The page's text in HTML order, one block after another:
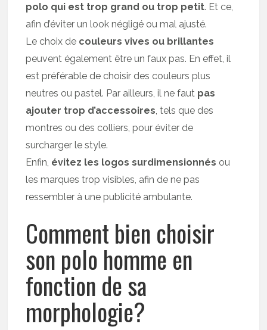
polo qui est trop grand ou trop petit. Et ce,
afin d’éviter un look négligé ou mal ajusté.
Le choix de couleurs vives ou brillantes
peuvent également être un faux pas. En effet, il
est préférable de choisir des couleurs plus
neutres ou pastel. Par ailleurs, il ne faut pas
ajouter trop d’accessoires , tels que des
montres ou des colliers, pour éviter de
surcharger le style.
Enfin, évitez les logos surdimensionnés ou
les marques trop visibles, afin de ne pas
ressembler à une publicité ambulante.
Comment bien choisir
son polo homme en
fonction de sa
morphologie?